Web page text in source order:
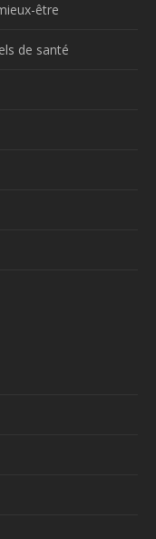
être
de santé